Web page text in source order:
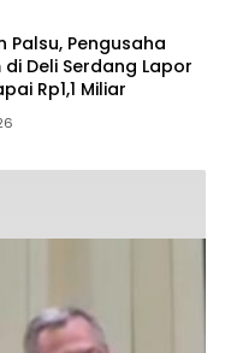
Palsu, Pengusaha
Deli Serdang Lapor
Rp1,1 Miliar